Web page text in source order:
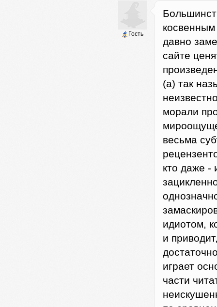
Гость
давно
сайте
(а) так
морали
весьма
кто даже -
идиотом,
и
играет
части